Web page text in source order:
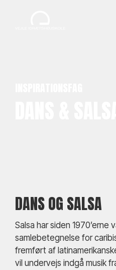
DANS OG SALSA
Salsa har siden 1970’erne
samlebetegnelse for
fremført af
vil undervejs indgå musik